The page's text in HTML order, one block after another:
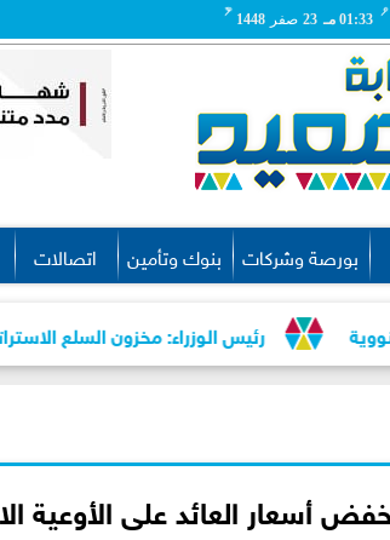
مـ
01:33 مـ 23 صفر 1448
هـ
بورصة وشركات بنوك وتأمين اتصالات
رئيس الوزراء: مخزون السلع الاستراتيجية يكفي
أسعار العائد على الأوعية